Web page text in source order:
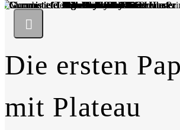
Die ersten
mit Plateau